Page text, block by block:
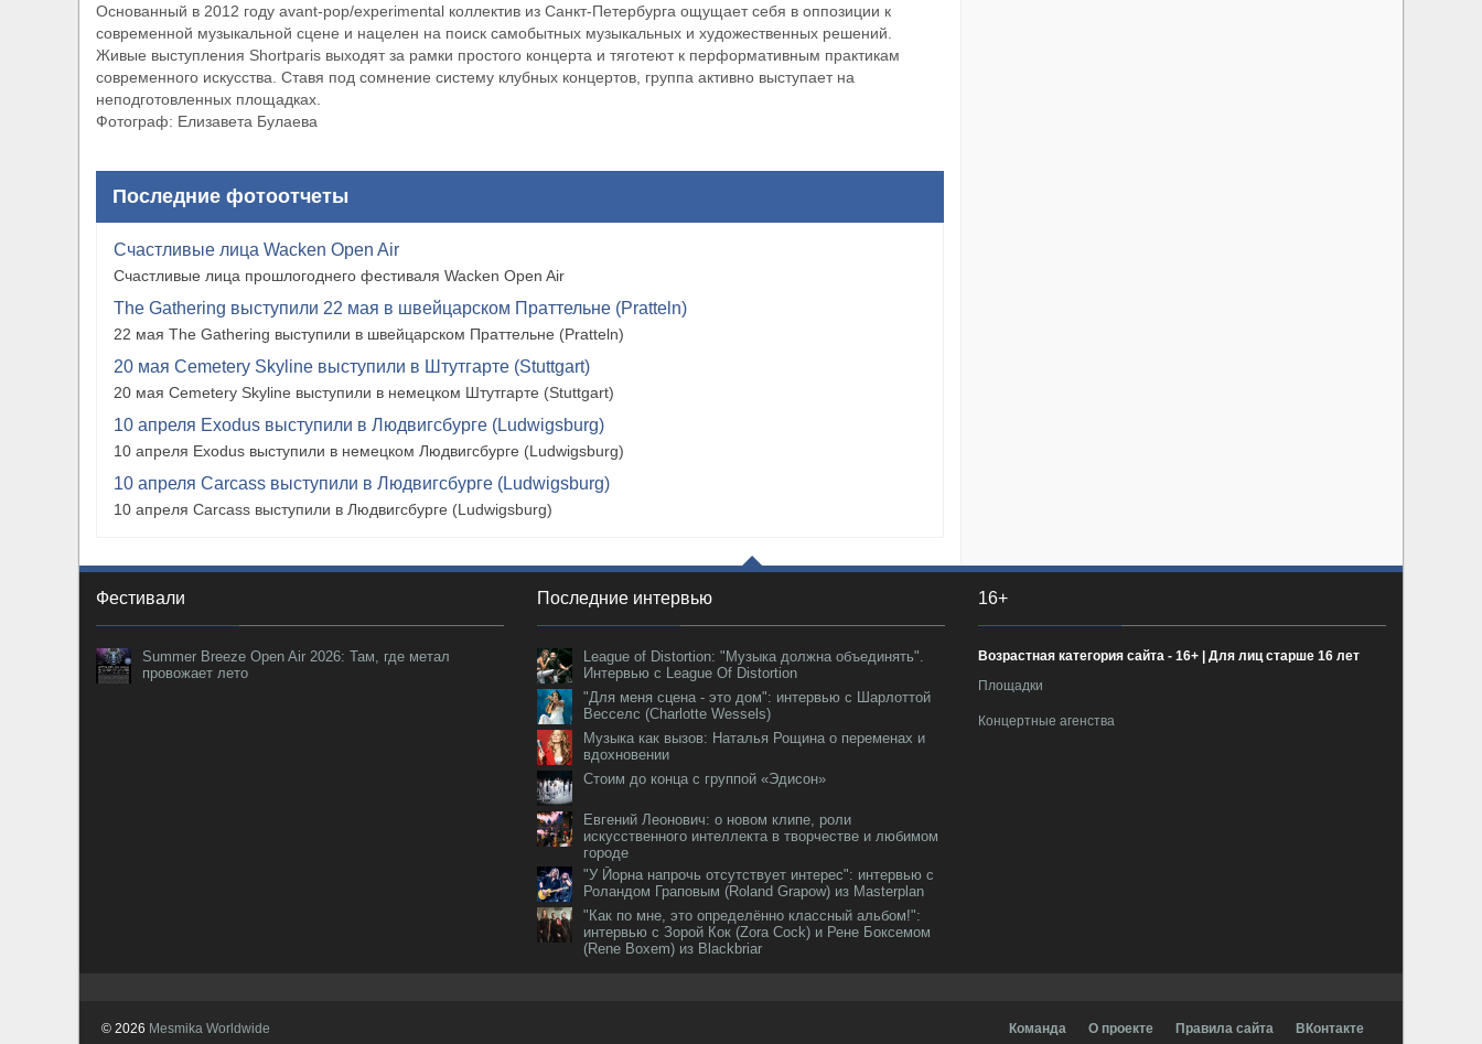
Основанный в 2012 году avant-pop/experimental коллектив из Санкт-Петербурга ощущает себя в оппозиции к
современной музыкальной сцене и нацелен на поиск самобытных музыкальных и художественных решений.
Живые выступления Shortparis выходят за рамки простого концерта и тяготеют к перформативным практикам
современного искусства. Ставя под сомнение систему клубных концертов, группа активно выступает на
неподготовленных площадках.
Фотограф: Елизавета Булаева
Последние фотоотчеты
Счастливые лица Wacken Open Air
Счастливые лица прошлогоднего фестиваля Wacken Open Air
The Gathering выступили 22 мая в швейцарском Праттельне (Pratteln)
22 мая The Gathering выступили в швейцарском Праттельне (Pratteln)
20 мая Cemetery Skyline выступили в Штутгарте (Stuttgart)
20 мая Cemetery Skyline выступили в немецком Штутгарте (Stuttgart)
10 апреля Exodus выступили в Людвигсбурге (Ludwigsburg)
10 апреля Exodus выступили в немецком Людвигсбурге (Ludwigsburg)
10 апреля Carcass выступили в Людвигсбурге (Ludwigsburg)
10 апреля Carcass выступили в Людвигсбурге (Ludwigsburg)
Фестивали
Summer Breeze Open Air 2026: Там, где метал
провожает лето
Последние интервью
League of Distortion: "Музыка должна объединять".
Интервью с League Of Distortion
"Для меня сцена - это дом": интервью с Шарлоттой
Весселс (Charlotte Wessels)
Музыка как вызов: Наталья Рощина о переменах и
вдохновении
Стоим до конца с группой «Эдисон»
Евгений Леонович: о новом клипе, роли
искусственного интеллекта в творчестве и любимом
городе
"У Йорна напрочь отсутствует интерес": интервью с
Роландом Граповым (Roland Grapow) из Masterplan
"Как по мне, это определённо классный альбом!":
интервью с Зорой Кок (Zora Cock) и Рене Боксемом
(Rene Boxem) из Blackbriar
16+
Возрастная категория сайта - 16+ | Для лиц старше 16 лет
Площадки
Концертные агенства
© 2026 Mesmika Worldwide Команда О проекте Правила сайта ВКонтакте